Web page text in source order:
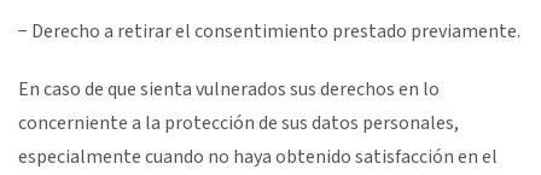
− Derecho a retirar el consentimiento prestado previamente.
En caso de que sienta vulnerados sus derechos en lo
concerniente a la protección de sus datos personales,
especialmente cuando no haya obtenido satisfacción en el